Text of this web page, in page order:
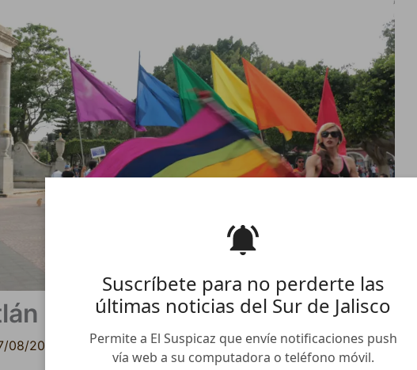
Suscríbete para no perderte las
últimas noticias del Sur de Jalisco
Permite a El Suspicaz que envíe notificaciones push
vía web a su computadora o teléfono móvil.
la bandera de la diversidad
08/2017